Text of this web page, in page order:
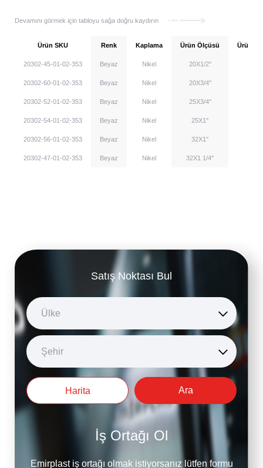
Devamını görmek için tabloyu sağa doğru kaydırın
Ürün SKU Renk Kaplama Ürün Ölçüsü Ürün
20302-45-01-02-353 Beyaz Nikel 20X1/2''
20302-60-01-02-353 Beyaz Nikel 20X3/4''
20302-52-01-02-353 Beyaz Nikel 25X3/4''
20302-54-01-02-353 Beyaz Nikel 25X1''
20302-56-01-02-353 Beyaz Nikel 32X1''
20302-47-01-02-353 Beyaz Nikel 32X1 1/4''
Satış Noktası Bul
Ülke
Şehir
Harita Ara
İş Ortağı Ol
Emirplast iş ortağı olmak istiyorsanız lütfen formu